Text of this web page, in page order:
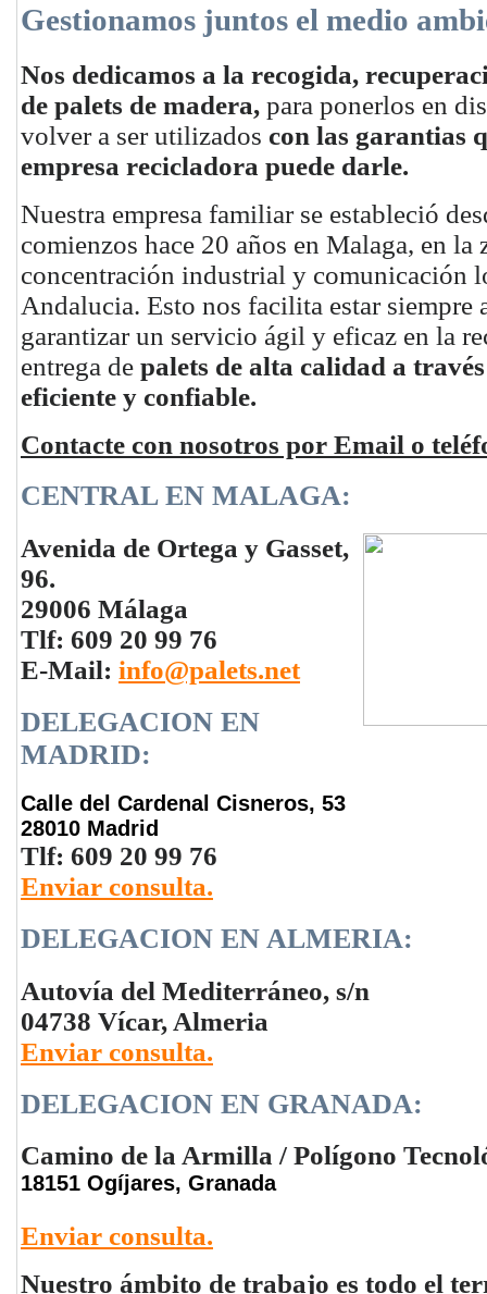
Gestionamos juntos el medio
Nos dedicamos a la recogida,
de palets de madera, para ponerlos en
volver a ser utilizados con las garantias
empresa recicladora puede darle.
Nuestra empresa familiar se estableció
comienzos hace 20 años en Malaga, en la
concentración industrial y comunicación
Andalucia. Esto nos facilita estar siempre
garantizar un servicio ágil y eficaz en la
entrega de palets de alta calidad a
eficiente y confiable.
Contacte con nosotros por Email o
CENTRAL EN MALAGA:
Avenida de Ortega y Gasset,
96.
29006 Málaga
Tlf: 609 20 99 76
E-Mail: info@palets.net
DELEGACION EN
MADRID:
Calle del Cardenal Cisneros, 53
28010 Madrid
Tlf: 609 20 99 76
Enviar consulta.
DELEGACION EN ALMERIA:
Autovía del Mediterráneo, s/n
04738 Vícar, Almeria
Enviar consulta.
DELEGACION EN GRANADA:
Camino de la Armilla / Polígono
18151 Ogíjares, Granada
Enviar consulta.
Nuestro ámbito de trabajo es todo el